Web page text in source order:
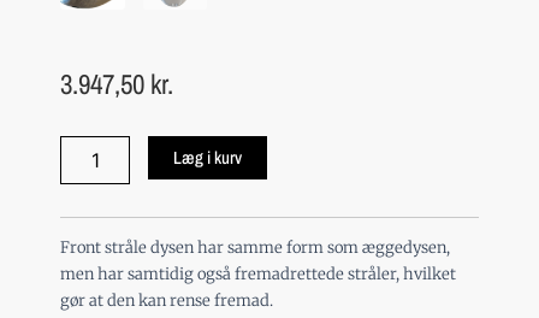
3.947,50kr.
Dyse
5/4"
antal
Læg i kurv
Front stråle dysen har samme form som æggedysen,
men har samtidig også fremadrettede stråler, hvilket
gør at den kan rense fremad.